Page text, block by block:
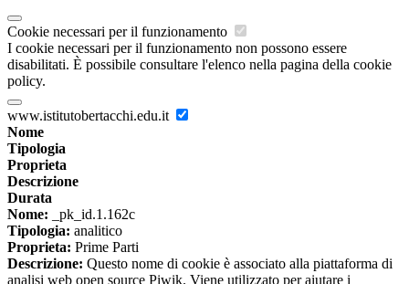
Cookie necessari per il funzionamento
I cookie necessari per il funzionamento non possono essere
disabilitati. È possibile consultare l'elenco nella pagina della cookie
policy.
www.istitutobertacchi.edu.it
Nome
Tipologia
Proprieta
Descrizione
Durata
Nome: _pk_id.1.162c
Tipologia: analitico
Proprieta: Prime Parti
Descrizione: Questo nome di cookie è associato alla piattaforma di
analisi web open source Piwik. Viene utilizzato per aiutare i